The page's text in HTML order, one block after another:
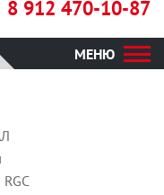
8 912 470-10-87
МЕНЮ